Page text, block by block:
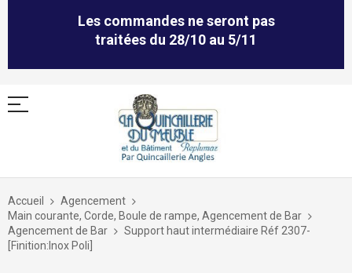
Les commandes ne seront pas
traitées du 28/10 au 5/11
Allez
contenu
Accueil
Agencement
Main courante, Corde, Boule de rampe, Agencement de Bar
Agencement de Bar
Support haut intermédiaire Réf 2307-
[Finition:Inox Poli]